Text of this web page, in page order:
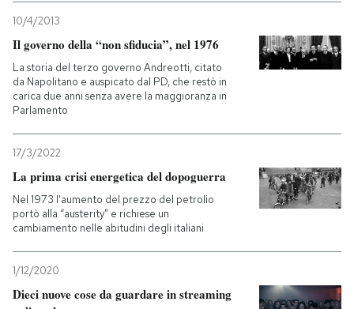
10/4/2013
Il governo della “non sfiducia”, nel 1976
La storia del terzo governo Andreotti, citato
da Napolitano e auspicato dal PD, che restò in
carica due anni senza avere la maggioranza in
Parlamento
17/3/2022
La prima crisi energetica del dopoguerra
Nel 1973 l'aumento del prezzo del petrolio
portò alla “austerity” e richiese un
cambiamento nelle abitudini degli italiani
1/12/2020
Dieci nuove cose da guardare in streaming